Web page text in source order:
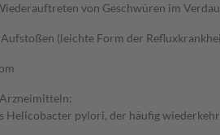
von Geschwüren im
(leichte Form der
Helicobacter pylori, der häufig